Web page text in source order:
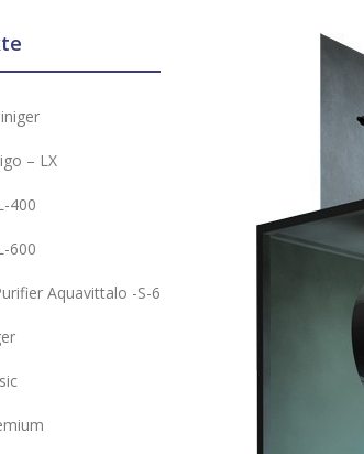
– LX
400
600
Aquavittalo -S-6